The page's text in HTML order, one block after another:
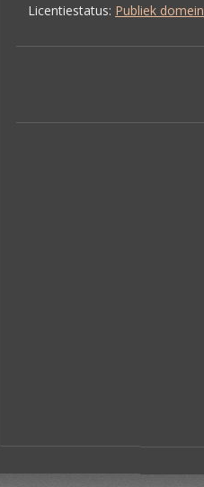
Licentiestatus: Publiek domein